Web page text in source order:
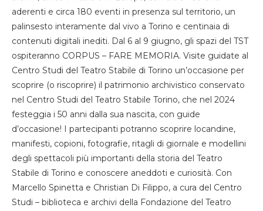
aderenti e circa 180 eventi in presenza sul territorio, un
palinsesto interamente dal vivo a Torino e centinaia di
contenuti digitali inediti. Dal 6 al 9 giugno, gli spazi del TST
ospiteranno CORPUS – FARE MEMORIA. Visite guidate al
Centro Studi del Teatro Stabile di Torino un’occasione per
scoprire (o riscoprire) il patrimonio archivistico conservato
nel Centro Studi del Teatro Stabile Torino, che nel 2024
festeggia i 50 anni dalla sua nascita, con guide
d’occasione! I partecipanti potranno scoprire locandine,
manifesti, copioni, fotografie, ritagli di giornale e modellini
degli spettacoli più importanti della storia del Teatro
Stabile di Torino e conoscere aneddoti e curiosità. Con
Marcello Spinetta e Christian Di Filippo, a cura del Centro
Studi – biblioteca e archivi della Fondazione del Teatro